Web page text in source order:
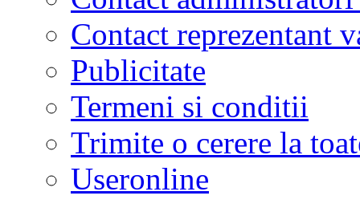
Contact reprezentant
Publicitate
Termeni si conditii
Trimite o cerere la
Useronline